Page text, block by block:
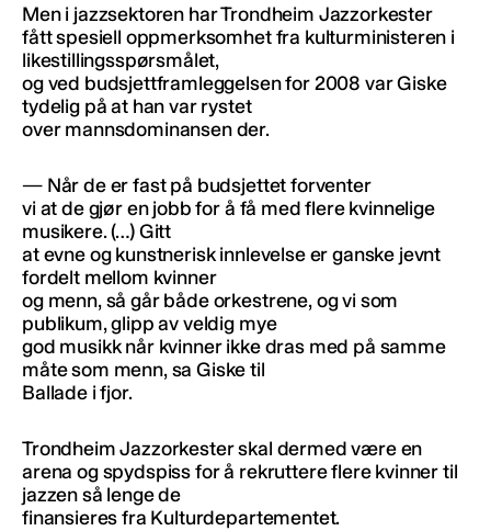
Men i jazzsektoren har Trondheim Jazzorkester
fått spesiell oppmerksomhet fra kulturministeren i
likestillingsspørsmålet,
og ved budsjettframleggelsen for 2008 var Giske
tydelig på at han var rystet
over mannsdominansen der.
— Når de er fast på budsjettet forventer
vi at de gjør en jobb for å få med flere kvinnelige
musikere. (…) Gitt
at evne og kunstnerisk innlevelse er ganske jevnt
fordelt mellom kvinner
og menn, så går både orkestrene, og vi som
publikum, glipp av veldig mye
god musikk når kvinner ikke dras med på samme
måte som menn, sa Giske til
Ballade i fjor.
Trondheim Jazzorkester skal dermed være en
arena og spydspiss for å rekruttere flere kvinner til
jazzen så lenge de
finansieres fra Kulturdepartementet.